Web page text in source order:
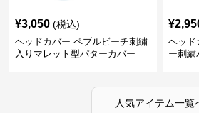
¥3,050 (税込)
ヘッドカバー ペブルビーチ刺繍
入りマレット型パターカバー
¥
ヘッド
ー刺繍
人気アイテム一覧